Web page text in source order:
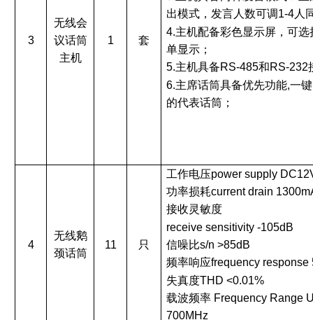
3
无线会
议话筒
主机
1 套
出模式，发言人数可调1-4人
4.主机配备彩色显示屏，可
单显示；
5.主机具备RS-485和RS-232
6.主席话筒具备优先功能,一
的代表话筒；
4
无线鹅
颈话筒
11 只
工作电压power supply
功率损耗current drain
接收灵敏度
receive sensitivity -105dB
信噪比s/n >85dB
频率响应frequency
失真度THD <0.01%
载波频率 Frequency Range
700MHz